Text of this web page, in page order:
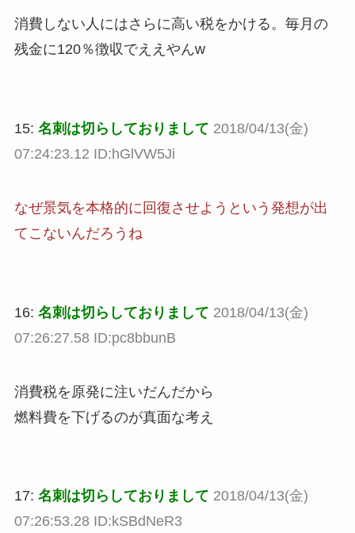
消費しない人にはさらに高い税をかける。毎月の
残金に120％徴収でええやんw
15: 名刺は切らしておりまして 2018/04/13(金)
07:24:23.12 ID:hGlVW5Ji
なぜ景気を本格的に回復させようという発想が出
てこないんだろうね
16: 名刺は切らしておりまして 2018/04/13(金)
07:26:27.58 ID:pc8bbunB
消費税を原発に注いだんだから
燃料費を下げるのが真面な考え
17: 名刺は切らしておりまして 2018/04/13(金)
07:26:53.28 ID:kSBdNeR3